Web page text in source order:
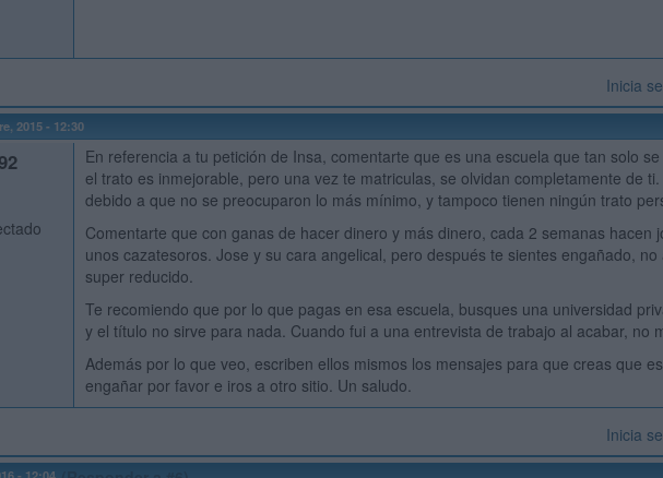
Inicia
2015 - 12:30
En referencia a tu petición de Insa, comentarte que es una escuela que tan solo
el trato es inmejorable, pero una vez te matriculas, se olvidan completamente de
debido a que no se preocuparon lo más mínimo, y tampoco tienen ningún trato
Comentarte que con ganas de hacer dinero y más dinero, cada 2 semanas hacen
unos cazatesoros. Jose y su cara angelical, pero después te sientes engañado,
super reducido.
Te recomiendo que por lo que pagas en esa escuela, busques una universidad
y el título no sirve para nada. Cuando fui a una entrevista de trabajo al acabar, no
Además por lo que veo, escriben ellos mismos los mensajes para que creas que
engañar por favor e iros a otro sitio. Un saludo.
Inicia